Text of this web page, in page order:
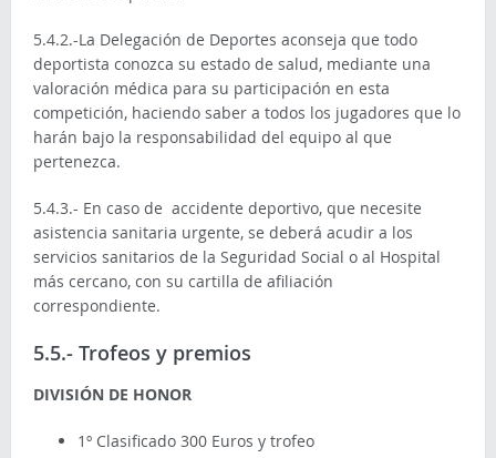
5.4.2.-La Delegación de Deportes aconseja que todo
deportista conozca su estado de salud, mediante una
valoración médica para su participación en esta
competición, haciendo saber a todos los jugadores que lo
harán bajo la responsabilidad del equipo al que
pertenezca.
5.4.3.- En caso de accidente deportivo, que necesite
asistencia sanitaria urgente, se deberá acudir a los
servicios sanitarios de la Seguridad Social o al Hospital
más cercano, con su cartilla de afiliación
correspondiente.
5.5.- Trofeos y premios
DIVISIÓN DE HONOR
1º Clasificado 300 Euros y trofeo